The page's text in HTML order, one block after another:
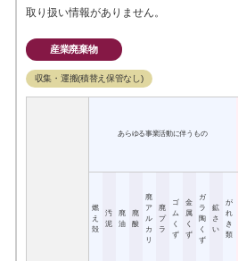
取り扱い情報がありません。
産業廃棄物
収集・運搬(積替え保管なし)
あらゆる事業活動に伴うもの
燃
え
殻
汚
泥
廃
油
廃
酸
廃
ア
ル
カ
リ
廃
プ
ラ
ゴ
ム
く
ず
金
属
く
ず
ガ
ラ
陶
く
ず
鉱
さ
い
が
れ
き
類